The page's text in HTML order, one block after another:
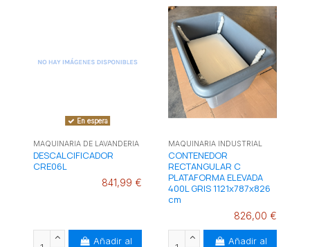
En espera
MAQUINARIA DE LAVANDERIA
DESCALCIFICADOR
CRE06L
841,99 €
Añadir al
MAQUINARIA INDUSTRIAL
CONTENEDOR
RECTANGULAR C
PLATAFORMA ELEVADA
400L GRIS 1121x787x826
cm
826,00 €
Añadir al